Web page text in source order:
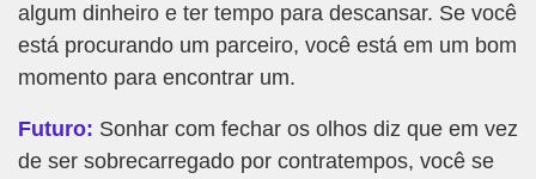
algum dinheiro e ter tempo para descansar. Se você
está procurando um parceiro, você está em um bom
momento para encontrar um.
Futuro: Sonhar com fechar os olhos diz que em vez
de ser sobrecarregado por contratempos, você se